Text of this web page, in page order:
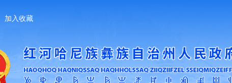
加入收藏